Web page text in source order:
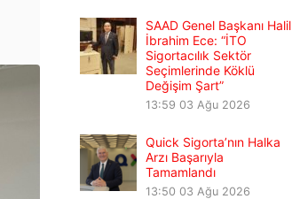
SAAD Genel Başkanı Halil
İbrahim Ece: “İTO
Sigortacılık Sektör
Seçimlerinde Köklü
Değişim Şart”
13:59 03 Ağu 2026
Quick Sigorta’nın Halka
Arzı Başarıyla
Tamamlandı
13:50 03 Ağu 2026